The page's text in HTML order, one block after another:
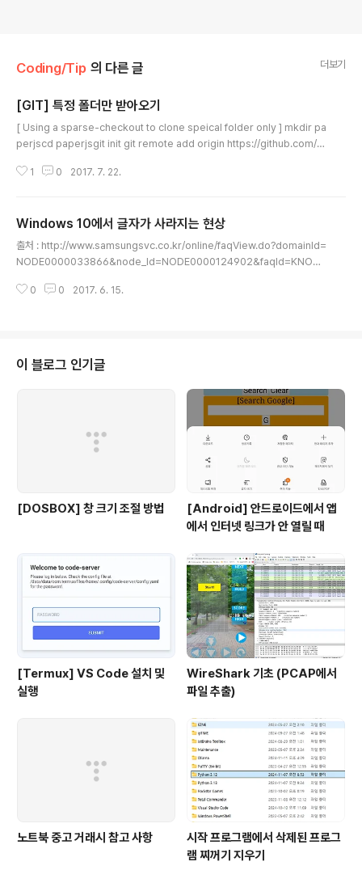
Coding/Tip 의 다른 글 더보기
[GIT] 특정 폴더만 받아오기
[ Using a sparse-checkout to clone speical folder only ] mkdir pa
perjscd paperjsgit init git remote add origin https://github.com/p
cho "examples/*" >> .git/info/sparse-checkout# Tip!!# Windows
보임# echo "examples/*"| out-file..
1 0 2017. 7. 22.
Windows 10에서 글자가 사라지는 현상
출처 : http://www.samsungsvc.co.kr/online/faqView.do?domainId=
NODE0000033866&node_Id=NODE0000124902&faqId=KNOW
0 0 2017. 6. 15.
이 블로그 인기글
[DOSBOX] 창 크기 조절 방법
[Android] 안드로이드에서 앱
에서 인터넷 링크가 안 열릴 때
[Termux] VS Code 설치 및
실행
WireShark 기초 (PCAP에서
파일 추출)
노트북 중고 거래시 참고 사항
시작 프로그램에서 삭제된 프로그
램 찌꺼기 지우기